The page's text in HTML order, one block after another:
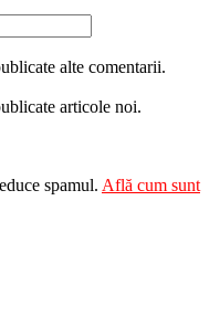
alte comentarii.
articole noi.
spamul. Află cum sunt